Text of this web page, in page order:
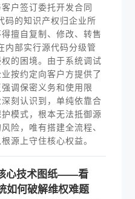
户签订委托开发合同
码的知识产权归企业所
擅自复制、修改、转售
内部实行源代码分级管
的困境。由于系统调试
按约定向客户方提供了
调保密义务和使用限
刻认识到，单纯依靠合
模式，根本无法抵御源
险，唯有搭建全流程、
源上守住核心权益。
心技术图纸——看
如何破解维权难题